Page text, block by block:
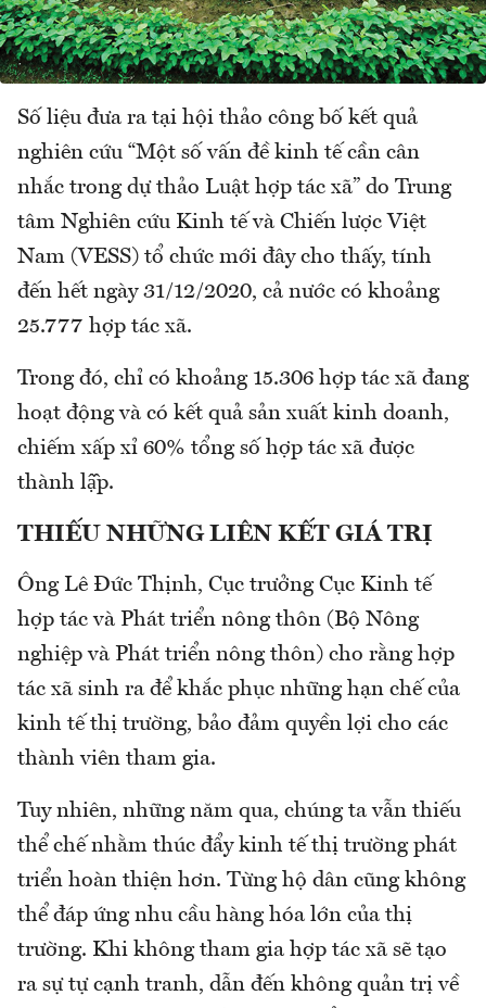
Số liệu đưa ra tại hội thảo công bố kết quả
nghiên cứu “Một số vấn đề kinh tế cần cân
nhắc trong dự thảo Luật hợp tác xã” do Trung
tâm Nghiên cứu Kinh tế và Chiến lược Việt
Nam (VESS) tổ chức mới đây cho thấy, tính
đến hết ngày 31/12/2020, cả nước có khoảng
25.777 hợp tác xã.
Trong đó, chỉ có khoảng 15.306 hợp tác xã đang
hoạt động và có kết quả sản xuất kinh doanh,
chiếm xấp xỉ 60% tổng số hợp tác xã được
thành lậ̂p.
THIẾU NHỮNG LIÊN KẾT GIÁ TRỊ
Ông Lê Đức Thịnh, Cục trưởng Cục Kinh tế
hợp tác và Phát triển nông thôn (Bộ Nông
nghiệp và Phát triển nông thôn) cho rằng hợp
tác xã sinh ra để khắc phục những hạn chế của
kinh tế thị trường, bảo đảm quyền lợi cho các
thành viên tham gia.
Tuy nhiên, những năm qua, chúng ta vẫn thiếu
thể chế nhằm thúc đẩy kinh tế thị trường phát
triển hoàn thiện hơn. Từng hộ dân cũng không
thể đáp ứng nhu cầu hàng hóa lớn của thị
trường. Khi không tham gia hợp tác xã sẽ tạo
ra sự tự cạnh tranh, dẫn đến không quản trị về